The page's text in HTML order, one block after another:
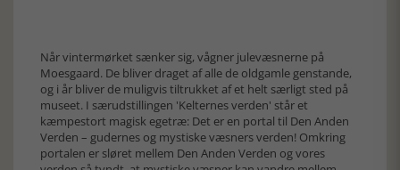
Når vintermørket sænker sig, vågner julevæsnerne på
Moesgaard. De bliver draget af alle de oldgamle genstande,
og i år bliver de muligvis tiltrukket af et helt særligt sted på
museet. I særudstillingen 'Kelternes verden' står et
kæmpestort magisk egetræ: Det er en portal til Den Anden
Verden – gudernes og mystiske væsners verden! Omkring
portalen er sløret mellem Den Anden Verden og vores